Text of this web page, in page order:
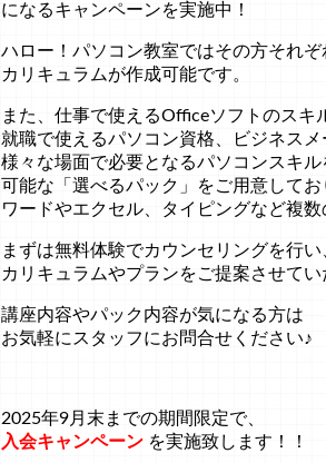
になるキャンペーンを実施中！
ハロー！パソコン教室ではその方それぞ
カリキュラムが作成可能です。
また、仕事で使えるOfficeソフトのスキ
就職で使えるパソコン資格、ビジネスメ
様々な場面で必要となるパソコンスキ
可能な「選べるパック」をご用意してお
ワードやエクセル、タイピングなど複数
まずは無料体験でカウンセリングを行
カリキュラムやプランをご提案させて
講座内容やパック内容が気になる方は
お気軽にスタッフにお問合せください♪
2025年9月末までの期間限定で、
入会キャンペーン を実施致します！！